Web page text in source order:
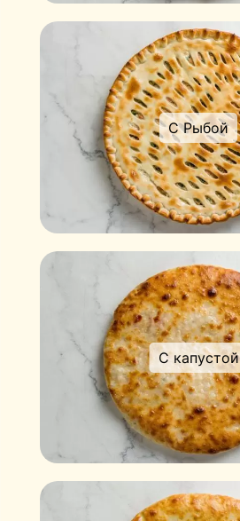
С Рыбой
С капустой